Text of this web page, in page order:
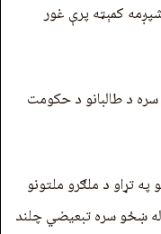
کمېټه پرې غور
د طالبانو د حکومت
تړاو د ملګرو ملتونو
له ښځو سره تبعیضي چلند